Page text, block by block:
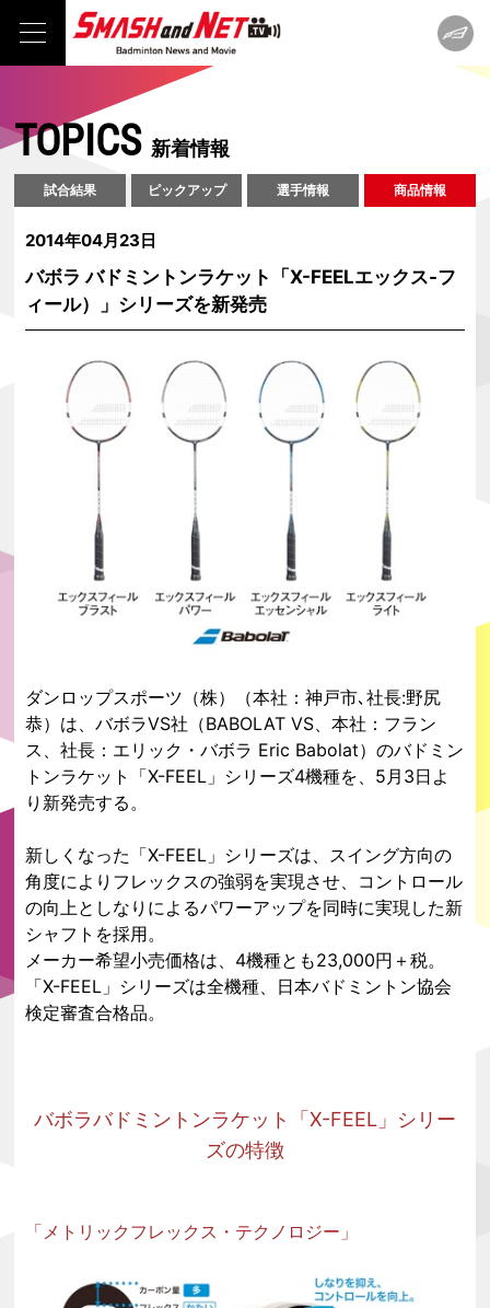
TOPICS新着情報
試合結果 ピックアップ 選手情報 商品情報
2014年04月23日
バボラ バドミントンラケット「X-FEELエックス-フ
ィール）」シリーズを新発売
ダンロップスポーツ（株）（本社：神戸市､社長:野尻
恭）は、バボラVS社（BABOLAT VS、本社：フラン
ス、社長：エリック・バボラ Eric Babolat）のバドミン
トンラケット「X-FEEL」シリーズ4機種を、5月3日よ
り新発売する。
新しくなった「X-FEEL」シリーズは、スイング方向の
角度によりフレックスの強弱を実現させ、コントロール
の向上としなりによるパワーアップを同時に実現した新
シャフトを採用。
メーカー希望小売価格は、4機種とも23,000円＋税。
「X-FEEL」シリーズは全機種、日本バドミントン協会
検定審査合格品。
バボラバドミントンラケット「X-FEEL」シリー
ズの特徴
「メトリックフレックス・テクノロジー」